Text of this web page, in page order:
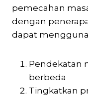
pemecahan
dengan
dapat
Pendekatan
berbeda
Tingkatkan